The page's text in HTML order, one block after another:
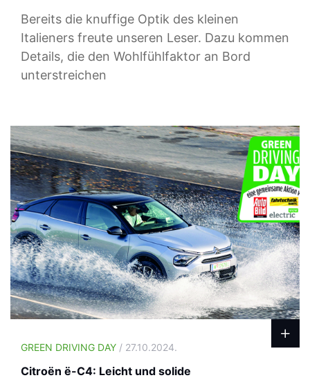
Bereits die knuffige Optik des kleinen
Italieners freute unseren Leser. Dazu kommen
Details, die den Wohlfühlfaktor an Bord
unterstreichen
GREEN DRIVING DAY / 27.10.2024.
Citroën ë-C4: Leicht und solide